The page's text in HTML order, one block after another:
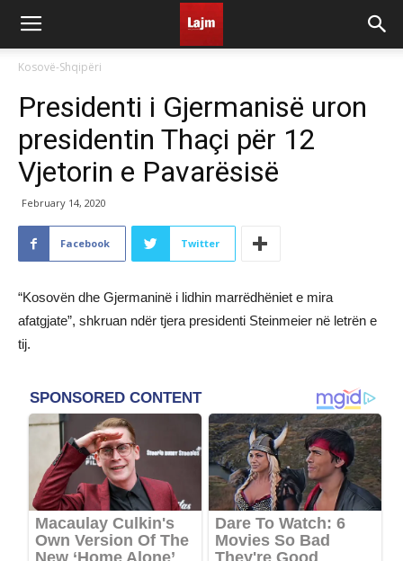
Kosovë-Shqipëri
Presidenti i Gjermanisë uron
presidentin Thaçi për 12
Vjetorin e Pavarësisë
February 14, 2020
Facebook Twitter
“Kosovën dhe Gjermaninë i lidhin marrëdhëniet e mira
afatgjate”, shkruan ndër tjera presidenti Steinmeier në letrën e
tij.